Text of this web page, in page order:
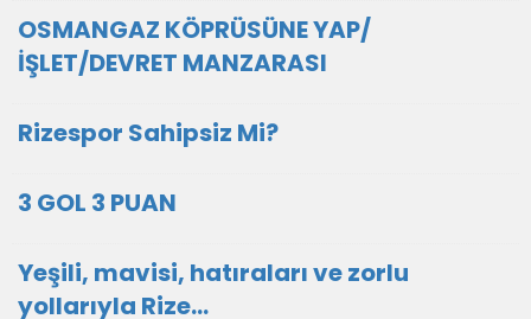
OSMANGAZ KÖPRÜSÜNE YAP/
İŞLET/DEVRET MANZARASI
Rizespor Sahipsiz Mi?
3 GOL 3 PUAN
Yeşili, mavisi, hatıraları ve zorlu
yollarıyla Rize…